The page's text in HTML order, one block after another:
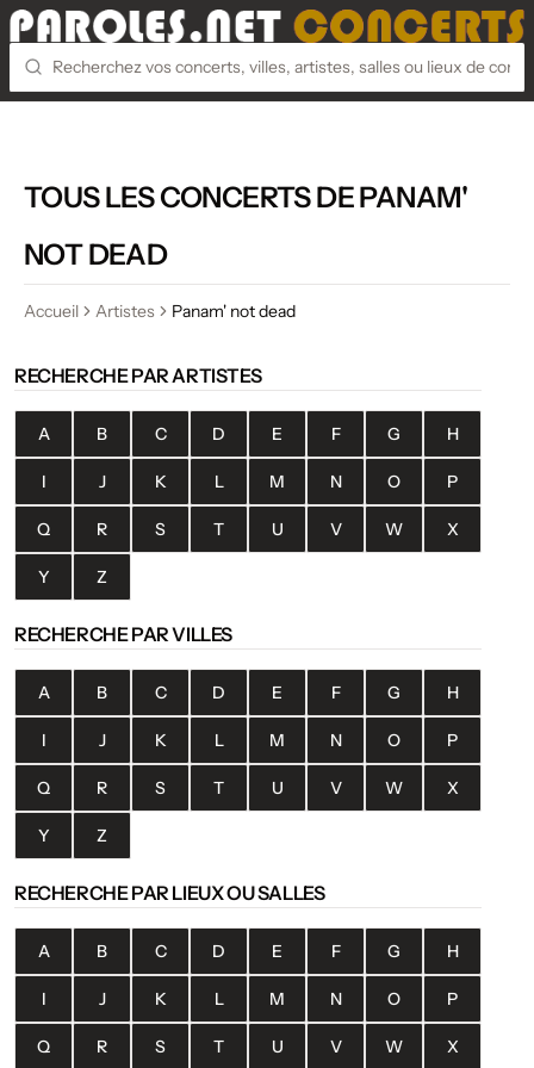
TOUS LES CONCERTS DE PANAM'
NOT DEAD
Accueil Artistes Panam' not dead
RECHERCHE PAR ARTISTES
A B C D E F G H
I J K L M N O P
Q R S T U V W X
Y Z
RECHERCHE PAR VILLES
A B C D E F G H
I J K L M N O P
Q R S T U V W X
Y Z
RECHERCHE PAR LIEUX OU SALLES
A B C D E F G H
I J K L M N O P
Q R S T U V W X